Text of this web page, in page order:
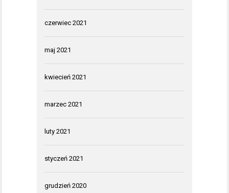
czerwiec 2021
maj 2021
kwiecień 2021
marzec 2021
luty 2021
styczeń 2021
grudzień 2020